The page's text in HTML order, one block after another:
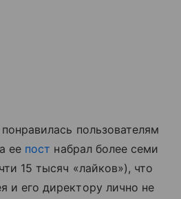
пользователям
ее пост набрал более семи
15 тысяч «лайков»), что
и его директору лично не